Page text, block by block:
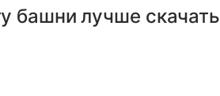
башни лучше скачать